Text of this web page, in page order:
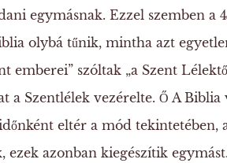
egymásnak. Ezzel szemben a
olybá tűnik, mintha azt
emberei” szóltak „a Szent
a Szentlélek vezérelte. Ő A Biblia
eltér a mód tekintetében,
ezek azonban kiegészítik